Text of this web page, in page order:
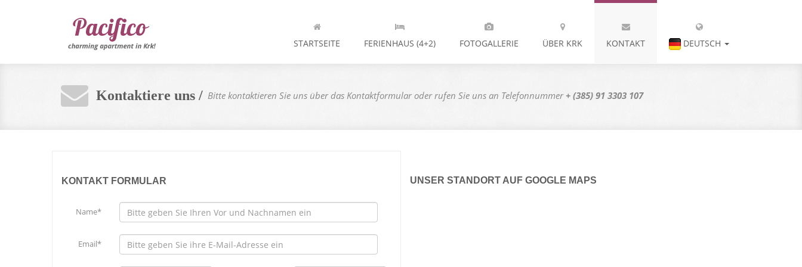
STARTSEITE FERIENHAUS (4+2) FOTOGALLERIE ÜBER KRK KONTAKT DEUTSCH
Kontaktiere uns / Bitte kontaktieren Sie uns über das Kontaktformular oder rufen Sie uns an Telefonnummer + (385) 91 3303 107
KONTAKT FORMULAR
Name*
Email*
UNSER STANDORT AUF GOOGLE MAPS